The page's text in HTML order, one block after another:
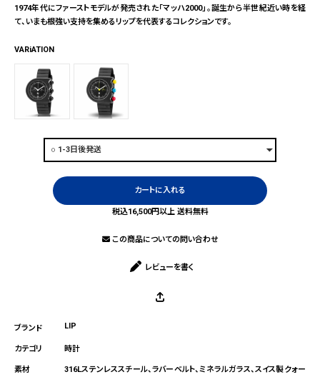
1974年代にファーストモデルが発売された「マッハ2000」。誕生から半世紀近い時を経
て、いまも根強い支持を集めるリップを代表するコレクションです。
VARiATION
カートに入れる
税込16,500円以上 送料無料
この商品についての問い合わせ
レビューを書く
LIP
時計
316Lステンレススチール、ラバーベルト、ミネラルガラス、スイス製クォー